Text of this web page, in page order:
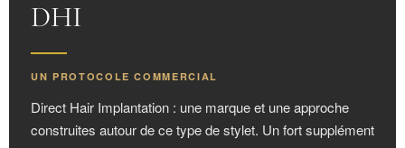
DHI
UN PROTOCOLE COMMERCIAL
Direct Hair Implantation : une marque et une approche
construites autour de ce type de stylet. Un fort supplément